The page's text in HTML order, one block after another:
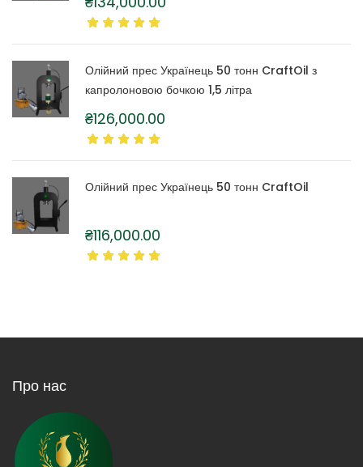
Олійний прес Українець 50 тонн CraftOil з
капролоновою бочкою 1,5 літра
₴126,000.00
Олійний прес Українець 50 тонн CraftOil
₴116,000.00
Про нас